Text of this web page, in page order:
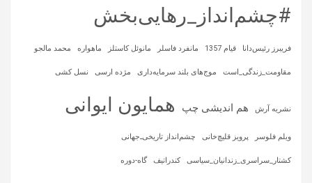
#چشم‌انداز_رهایی‌بخش
فریبرز رئیس‌دانا قیام 1357 مانفرد فاسلر مانوئل کاستلز ماهواره‌ محمد مالجو
مقاومت_زندگی_است موج‌های بلند سرمایه‌داری مژده ارسی نسل کشی
نشریه آرش هم اندیشی چپ همایون ایوانی
ویلم فلوسر پرویز قلیچ‌خانی چشم‌انداز تاریخی‌ـ‌جهانی
کشتار_سراسری_زندانیان_سیاسی کندراتیف گاه-دوره